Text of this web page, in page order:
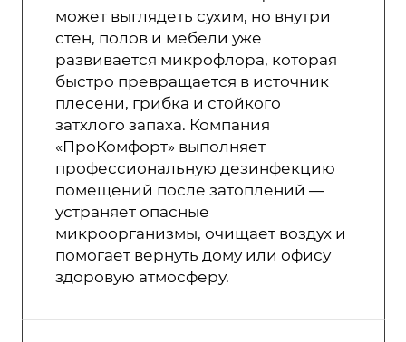
может выглядеть сухим, но внутри
стен, полов и мебели уже
развивается микрофлора, которая
быстро превращается в источник
плесени, грибка и стойкого
затхлого запаха. Компания
«ПроКомфорт» выполняет
профессиональную дезинфекцию
помещений после затоплений —
устраняет опасные
микроорганизмы, очищает воздух и
помогает вернуть дому или офису
здоровую атмосферу.